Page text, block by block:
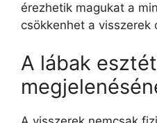
érezhetik magukat a
csökkenhet a visszerek
A lábak